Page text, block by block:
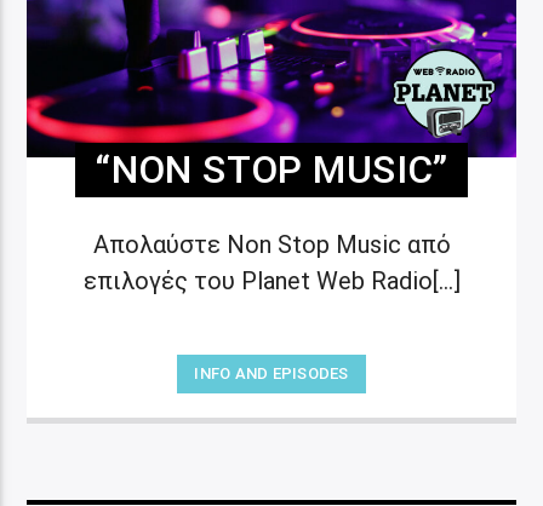
“NON STOP MUSIC”
Απολαύστε Non Stop Music από
επιλογές του Planet Web Radio[...]
INFO AND EPISODES